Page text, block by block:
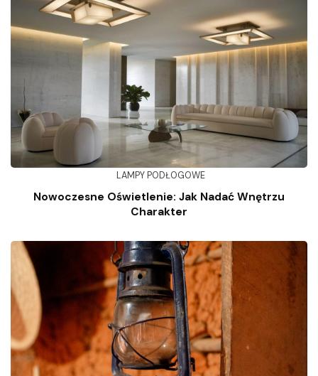
LAMPY PODŁOGOWE
Nowoczesne Oświetlenie: Jak Nadać Wnętrzu
Charakter